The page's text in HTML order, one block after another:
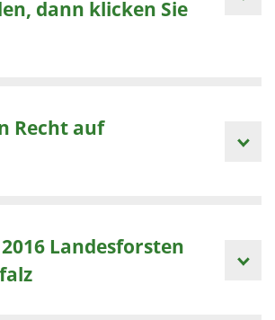
dann klicken Sie
Recht auf
Landesforsten